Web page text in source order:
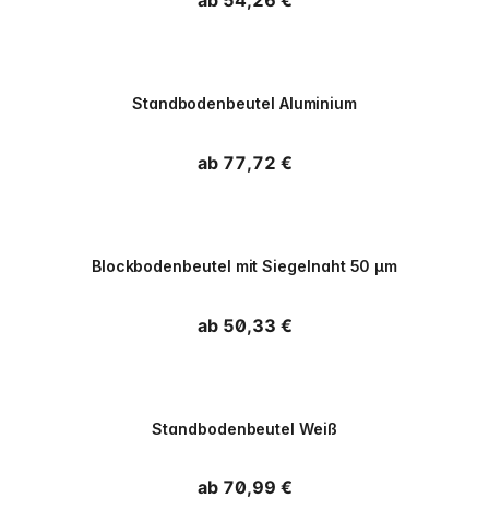
Standbodenbeutel Aluminium
Normaler Preis
ab 77,72 €
Blockbodenbeutel mit Siegelnaht 50 µm
Normaler Preis
ab 50,33 €
Standbodenbeutel Weiß
Normaler Preis
ab 70,99 €